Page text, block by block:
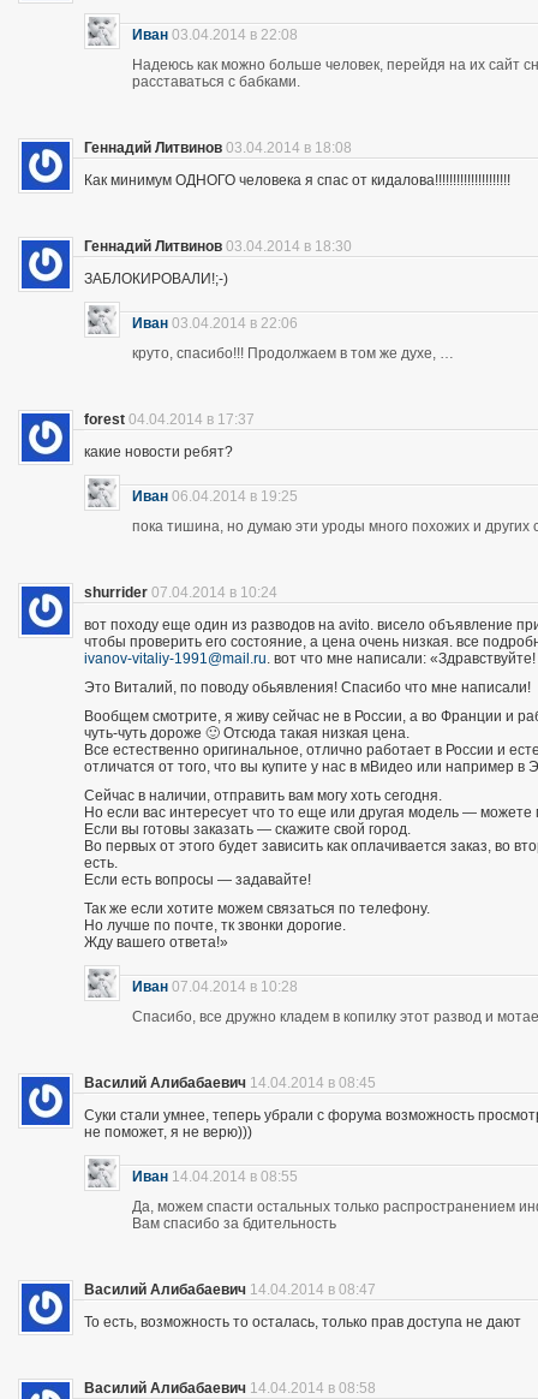
Иван 03.04.2014 в 22:08
Надеюсь как можно больше человек, перейдя на их сайт
расставаться с бабками.
Геннадий Литвинов 03.04.2014 в 18:08
Как минимум ОДНОГО человека я спас от кидалова!!!!!!!!!!!!!!!!!!!!!
Геннадий Литвинов 03.04.2014 в 18:30
ЗАБЛОКИРОВАЛИ!;-)
Иван 03.04.2014 в 22:06
круто, спасибо!!! Продолжаем в том же духе, …
forest 04.04.2014 в 17:37
какие новости ребят?
Иван 06.04.2014 в 19:25
пока тишина, но думаю эти уроды много похожих и
shurrider 07.04.2014 в 10:24
вот походу еще один из разводов на avito. висело объявление
чтобы проверить его состояние, а цена очень низкая. все
ivanov-vitaliy-1991@mail.ru. вот что мне написали: «Здравствуйте!
Это Виталий, по поводу обьявления! Спасибо что мне написали!
Вообщем смотрите, я живу сейчас не в России, а во Франции и
чуть-чуть дороже 🙂 Отсюда такая низкая цена.
Все естественно оригинальное, отлично работает в России и
отличатся от того, что вы купите у нас в мВидео или например в
Сейчас в наличии, отправить вам могу хоть сегодня.
Но если вас интересует что то еще или другая модель —
Если вы готовы заказать — скажите свой город.
Во первых от этого будет зависить как оплачивается заказ, во
есть.
Если есть вопросы — задавайте!
Так же если хотите можем связаться по телефону.
Но лучше по почте, тк звонки дорогие.
Жду вашего ответа!»
Иван 07.04.2014 в 10:28
Спасибо, все дружно кладем в копилку этот развод и
Василий Алибабаевич 14.04.2014 в 08:45
Суки стали умнее, теперь убрали с форума возможность
не поможет, я не верю)))
Иван 14.04.2014 в 08:55
Да, можем спасти остальных только распространением
Вам спасибо за бдительность
Василий Алибабаевич 14.04.2014 в 08:47
То есть, возможность то осталась, только прав доступа не дают
Василий Алибабаевич 14.04.2014 в 08:58